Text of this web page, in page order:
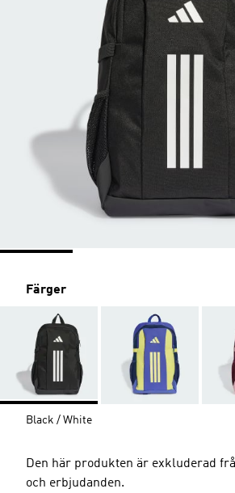
Färger
Black / White
Den här produkten är exkluderad
och erbjudanden.